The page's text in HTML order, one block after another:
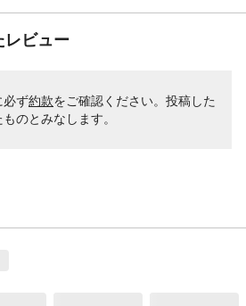
レビュー
必ず約款をご確認ください。投稿した
のとみなします。